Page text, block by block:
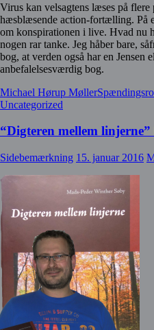
Virus kan velsagtens læses på
hæsblæsende action-fortælling. På
om konspirationen i live. Hvad nu
nogen rar tanke. Jeg håber bare,
bog, at verden også har en
anbefalelsesværdig bog.
Michael Hørup Møller
Uncategorized
“Digteren mellem
Sidebemærkning 15. januar 2016